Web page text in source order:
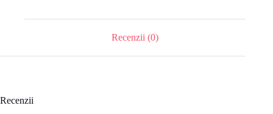
Recenzii (0)
Recenzii